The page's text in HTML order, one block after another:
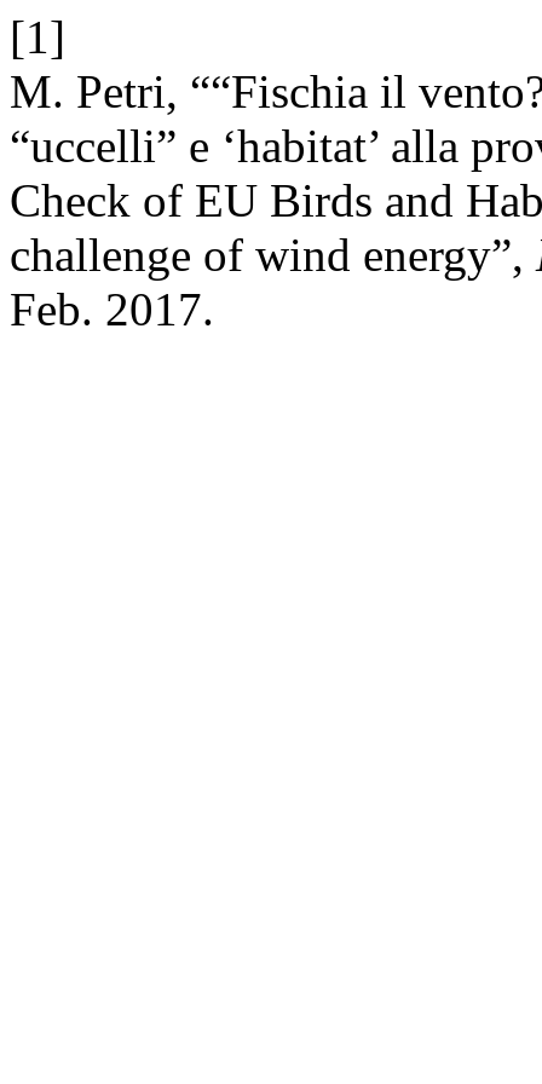
[1]
M. Petri, ““Fischia il
“uccelli” e ‘habitat’ alla
Check of EU Birds and
challenge of wind energy”,
Feb. 2017.